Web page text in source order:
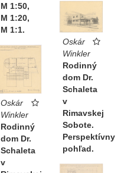
M 1:50,
M 1:20,
M 1:1.
Oskár
Winkler
Rodinný
dom Dr.
Schaleta
v
Rimavskej
Sobote.
Perspektívny
pohľad.
Oskár
Winkler
Rodinný
dom Dr.
Schaleta
v